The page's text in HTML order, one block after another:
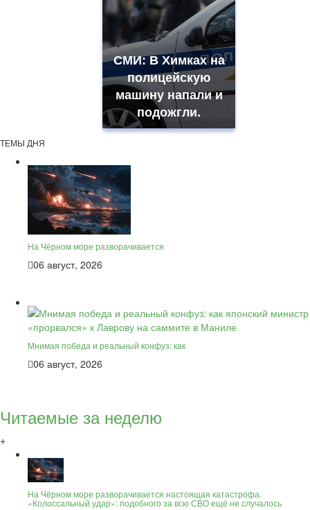
СМИ: В Химках на
полицейскую
машину напали и
подожгли.
ТЕМЫ ДНЯ
На Чёрном море разворачивается
06 август, 2026
Мнимая победа и реальный конфуз: как
06 август, 2026
Читаемые за неделю
+
На Чёрном море разворачивается настоящая катастрофа.
«Колоссальный удар»: подобного за всю СВО ещё не случалось